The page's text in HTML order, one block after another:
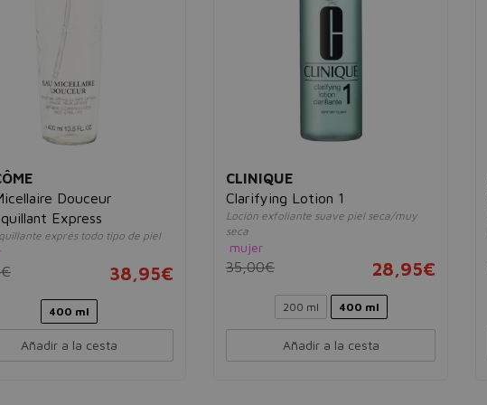
Douceur
Express
exprés todo tipo de piel
38,95€
400 ml
Añadir a la cesta
CLINIQUE
Clarifying Lotion 1
Loción exfoliante suave piel seca/muy
seca
mujer
35,00€ 28,95€
200 ml 400 ml
Añadir a la cesta